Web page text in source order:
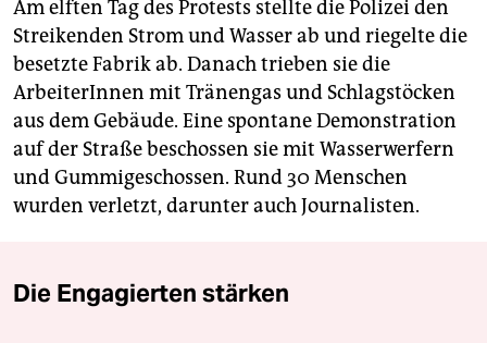
Am elften Tag des Protests stellte die Polizei den
Streikenden Strom und Wasser ab und riegelte die
besetzte Fabrik ab. Danach trieben sie die
ArbeiterInnen mit Tränengas und Schlagstöcken
aus dem Gebäude. Eine spontane Demonstration
auf der Straße beschossen sie mit Wasserwerfern
und Gummigeschossen. Rund 30 Menschen
wurden verletzt, darunter auch Journalisten.
Die Engagierten stärken